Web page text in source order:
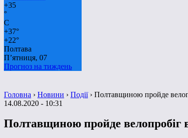
+35
°
C
+37°
+22°
Полтава
П’ятниця, 07
Прогноз на тиждень
Головна › Новини › Події› Полтавщиною пройде
14.08.2020 - 10:31
Полтавщиною пройде велопробіг